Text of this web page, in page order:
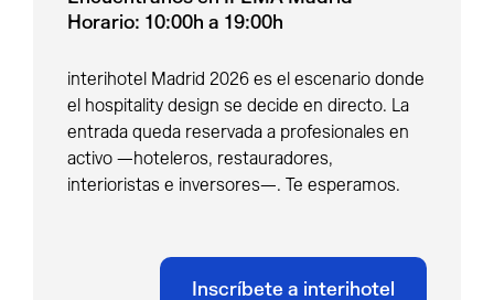
Horario: 10:00h a 19:00h
interihotel Madrid 2026 es el escenario donde
el hospitality design se decide en directo. La
entrada queda reservada a profesionales en
activo —hoteleros, restauradores,
interioristas e inversores—. Te esperamos.
Inscríbete a interihotel